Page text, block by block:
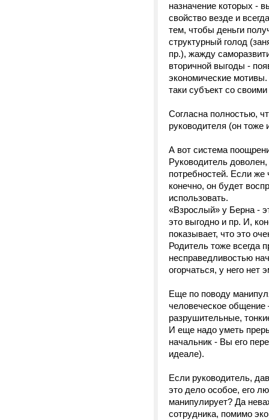
назначение которых -
свойство везде и
тем, чтобы деньги
структурный голод
пр.), жажду
вторичной выгоды -
экономические
таки субъект со
Согласна полностью,
руководителя (он тоже
А вот система
Руководитель
потребностей. Если
конечно, он будет
использовать.
«Взрослый» у Берна -
это выгодно и пр. И,
показывает, что это
Родитель тоже всегда
несправедливостью
огорчаться, у него
Еще по поводу
человеческое общение
разрушительные,
И еще надо уметь
начальник - Вы его
идеале).
Если руководитель,
это дело особое, его
манипулирует? Да
сотрудника, помимо